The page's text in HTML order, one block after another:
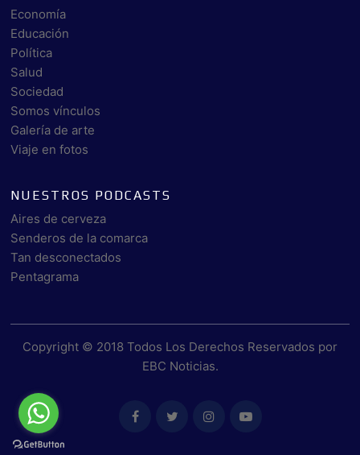
Economía
Educación
Política
Salud
Sociedad
Somos vínculos
Galería de arte
Viaje en fotos
NUESTROS PODCASTS
Aires de cerveza
Senderos de la comarca
Tan desconectados
Pentagrama
Copyright © 2018 Todos Los Derechos Reservados por
EBC Noticias.